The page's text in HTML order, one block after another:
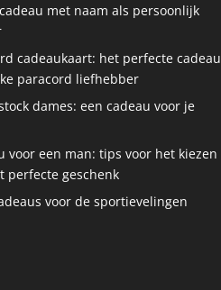
met naam als persoonlijk
cadeaukaart: het perfecte cadeau
paracord liefhebber
dames: een cadeau voor je
voor een man: tips voor het kiezen
perfecte geschenk
voor de sportievelingen